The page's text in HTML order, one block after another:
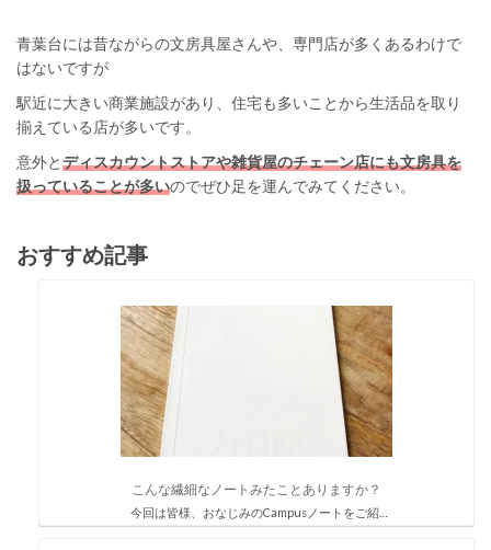
青葉台には昔ながらの文房具屋さんや、専門店が多くあるわけで
はないですが
駅近に大きい商業施設があり、住宅も多いことから生活品を取り
揃えている店が多いです。
意外とディスカウントストアや雑貨屋のチェーン店にも文房具を
扱っていることが多いのでぜひ足を運んでみてください。
おすすめ記事
こんな繊細なノートみたことありますか？
今回は皆様、おなじみのCampusノートをご紹…